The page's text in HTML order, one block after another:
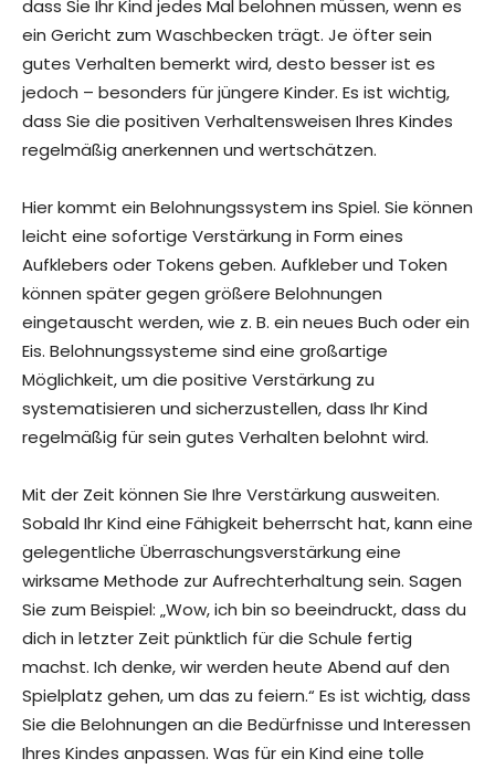
dass Sie Ihr Kind jedes Mal belohnen müssen, wenn es
ein Gericht zum Waschbecken trägt. Je öfter sein
gutes Verhalten bemerkt wird, desto besser ist es
jedoch – besonders für jüngere Kinder. Es ist wichtig,
dass Sie die positiven Verhaltensweisen Ihres Kindes
regelmäßig anerkennen und wertschätzen.
Hier kommt ein Belohnungssystem ins Spiel. Sie können
leicht eine sofortige Verstärkung in Form eines
Aufklebers oder Tokens geben. Aufkleber und Token
können später gegen größere Belohnungen
eingetauscht werden, wie z. B. ein neues Buch oder ein
Eis. Belohnungssysteme sind eine großartige
Möglichkeit, um die positive Verstärkung zu
systematisieren und sicherzustellen, dass Ihr Kind
regelmäßig für sein gutes Verhalten belohnt wird.
Mit der Zeit können Sie Ihre Verstärkung ausweiten.
Sobald Ihr Kind eine Fähigkeit beherrscht hat, kann eine
gelegentliche Überraschungsverstärkung eine
wirksame Methode zur Aufrechterhaltung sein. Sagen
Sie zum Beispiel: „Wow, ich bin so beeindruckt, dass du
dich in letzter Zeit pünktlich für die Schule fertig
machst. Ich denke, wir werden heute Abend auf den
Spielplatz gehen, um das zu feiern.“ Es ist wichtig, dass
Sie die Belohnungen an die Bedürfnisse und Interessen
Ihres Kindes anpassen. Was für ein Kind eine tolle